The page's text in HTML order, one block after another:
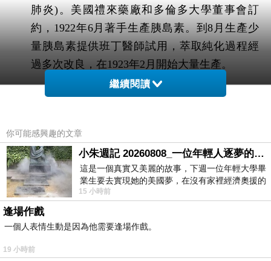
肺炎)。美國禮來藥廠和多倫多大學董事會訂
約， 1922年6月著手生產胰島素。到8月生產少
量胰島素提供班丁醫師試用，萃取純化過程經
過多次改良，在1923年2 月開始大量生產。
經過阿倫醫師的推薦，1922年8月16日
陪同前往多倫多見
在病歷上這樣寫:「體重20.5公斤，身高152公
分，病人極端消瘦，腳踝稍腫，皮膚乾裂，頭
髮細脆，腹部突出，肩部下垂，肌肉極端萎
縮，皮下組織幾乎全部消失，她虛弱的幾乎不
能行走，呼吸，消化及心血管系統尚可」。
繼續閱讀
你可能感興趣的文章
小朱週記 20260808_一位年輕人逐夢的真實故事
這是一個真實又美麗的故事，下週一位年輕大學畢
業生要去實現她的美國夢，在沒有家裡經濟奧援的
情況下，靠著自我努力工作累積出國基
15 小時前
逢場作戲
一個人表情生動是因為他需要逢場作戲。
19 小時前